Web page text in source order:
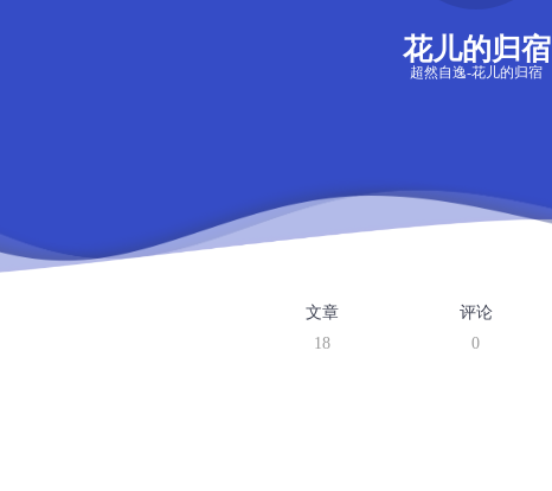
花儿的归宿
超然自逸-花儿的归宿
文章
18
评论
0